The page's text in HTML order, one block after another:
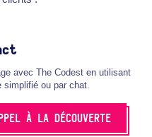
avec The Codest en utilisant
simplifié ou par chat.
À LA DÉCOUVERTE